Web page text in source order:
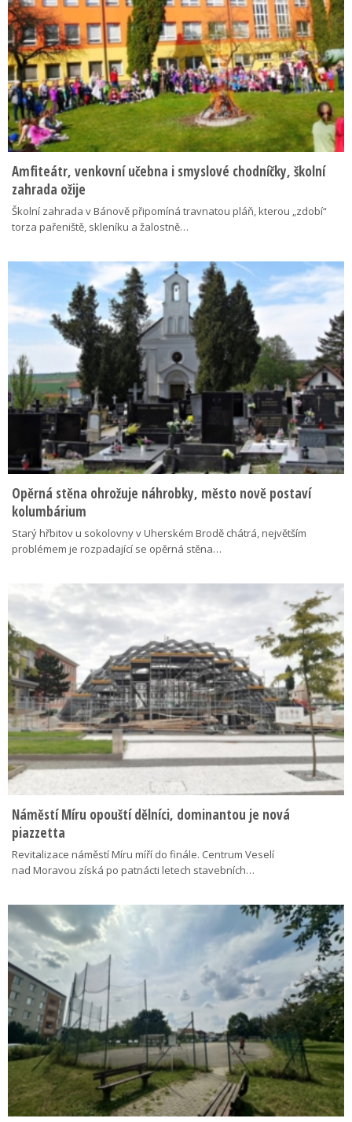
Amfiteátr, venkovní učebna i smyslové chodníčky, školní
zahrada ožije
Školní zahrada v Bánově připomíná travnatou pláň, kterou „zdobí“
torza pařeniště, skleníku a žalostně…
Opěrná stěna ohrožuje náhrobky, město nově postaví
kolumbárium
Starý hřbitov u sokolovny v Uherském Brodě chátrá, největším
problémem je rozpadající se opěrná stěna…
Náměstí Míru opouští dělníci, dominantou je nová
piazzetta
Revitalizace náměstí Míru míří do finále. Centrum Veselí
nad Moravou získá po patnácti letech stavebních…